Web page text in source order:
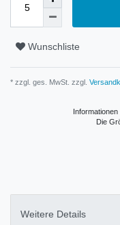
Wunschliste
* zzgl. ges. MwSt. zzgl.
Die
Weitere Details